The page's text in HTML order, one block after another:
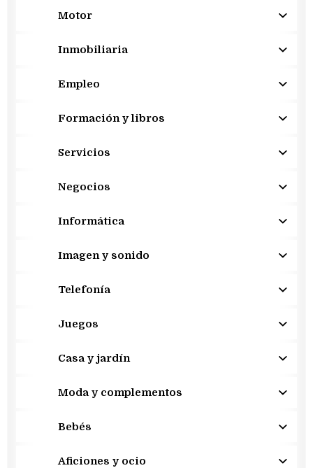
Motor
Inmobiliaria
Empleo
Formación y libros
Servicios
Negocios
Informática
Imagen y sonido
Telefonía
Juegos
Casa y jardín
Moda y complementos
Bebés
Aficiones y ocio